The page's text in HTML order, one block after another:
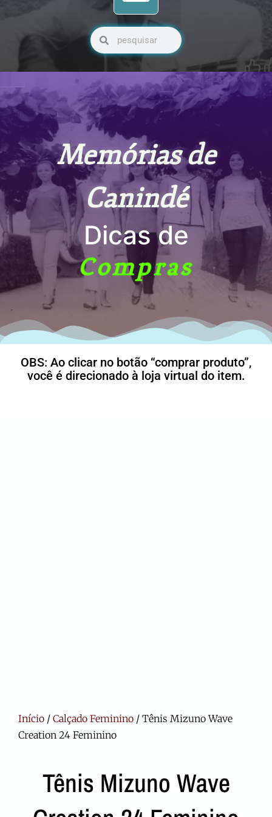
Pesquisar
Memórias de
Canindé
Dicas de
Compras
OBS: Ao clicar no botão “comprar produto”,
você é direcionado à loja virtual do item.
Início / Calçado Feminino / Tênis Mizuno Wave
Creation 24 Feminino
Tênis Mizuno Wave